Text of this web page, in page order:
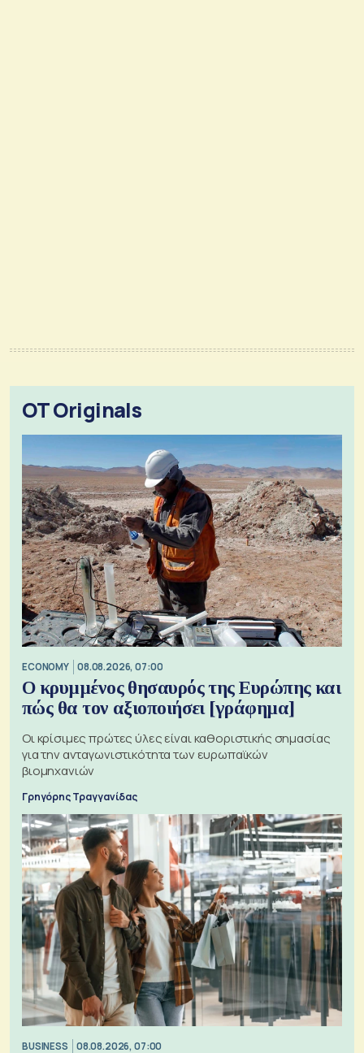
OT Originals
ECONOMY 08.08.2026, 07:00
Ο κρυμμένος θησαυρός της Ευρώπης και
πώς θα τον αξιοποιήσει [γράφημα]
Οι κρίσιμες πρώτες ύλες είναι καθοριστικής σημασίας
για την ανταγωνιστικότητα των ευρωπαϊκών
βιομηχανιών
Γρηγόρης Τραγγανίδας
BUSINESS 08.08.2026, 07:00